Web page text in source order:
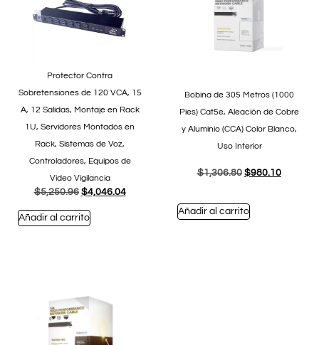
Protector Contra
Sobretensiones de 120 VCA, 15
A, 12 Salidas, Montaje en Rack
1U, Servidores Montados en
Rack, Sistemas de Voz,
Controladores, Equipos de
Video Vigilancia
$5,250.96 $4,046.04
Añadir al carrito
Bobina de 305 Metros (1000
Pies) Cat5e, Aleación de Cobre
y Aluminio (CCA) Color Blanco,
Uso Interior
$1,306.80 $980.10
Añadir al carrito